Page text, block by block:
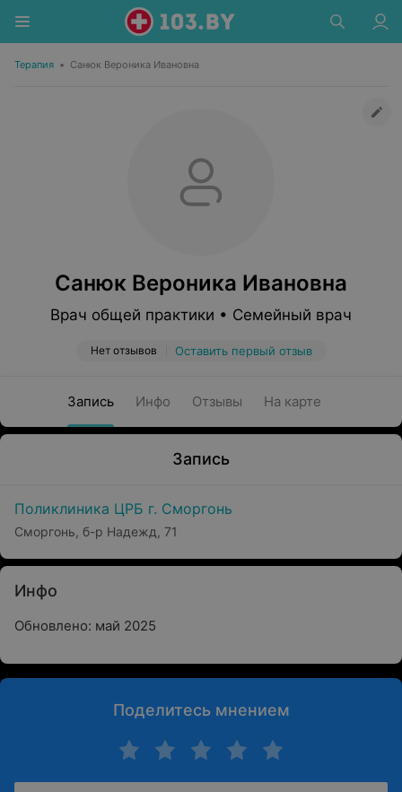
Терапия • Санюк Вероника Ивановна
Санюк Вероника Ивановна
Врач общей практики • Семейный врач
Нет отзывов Оставить первый отзыв
Запись Инфо Отзывы На карте
Запись
Поликлиника ЦРБ г. Сморгонь
Сморгонь, б-р Надежд, 71
Инфо
Обновлено: май 2025
Поделитесь мнением